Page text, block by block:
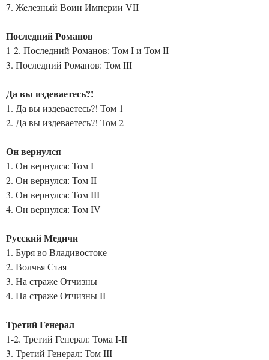
7. Железный Воин Империи VII
Последний Романов
1-2. Последний Романов: Том I и Том II
3. Последний Романов: Том III
Да вы издеваетесь?!
1. Да вы издеваетесь?! Том 1
2. Да вы издеваетесь?! Том 2
Он вернулся
1. Он вернулся: Том I
2. Он вернулся: Том II
3. Он вернулся: Том III
4. Он вернулся: Том IV
Русский Медичи
1. Буря во Владивостоке
2. Волчья Стая
3. На страже Отчизны
4. На страже Отчизны II
Третий Генерал
1-2. Третий Генерал: Тома I-II
3. Третий Генерал: Том III